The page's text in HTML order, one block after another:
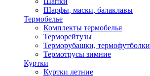
Шарфы, маски, балаклавы
Термобелье
Комплекты термобелья
Терморейтузы
Терморубашки, термофутболки
Термотрусы зимние
Куртки
Куртки летние